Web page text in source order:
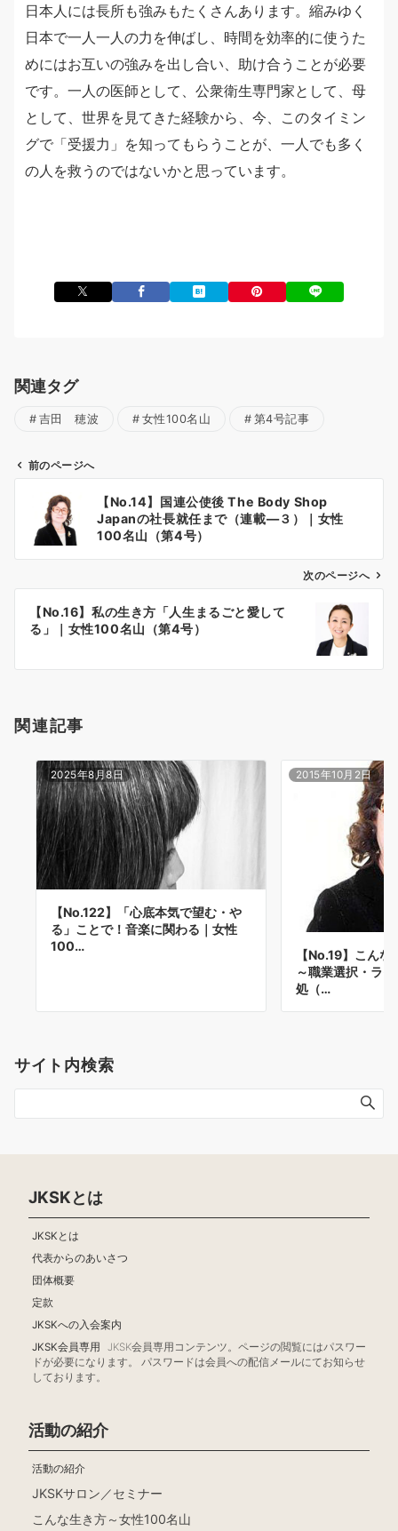
日本人には長所も強みもたくさんあります。縮みゆく
日本で一人一人の力を伸ばし、時間を効率的に使うた
めにはお互いの強みを出し合い、助け合うことが必要
です。一人の医師として、公衆衛生専門家として、母
として、世界を見てきた経験から、今、このタイミン
グで「受援力」を知ってもらうことが、一人でも多く
の人を救うのではないかと思っています。
関連タグ
吉田 穂波 女性100名山 第4号記事
ン
前のページへ
【No.14】国連公使後 The Body Shop
Japanの社長就任まで（連載―３）｜女性
100名山（第4号）
次のページへ
【No.16】私の生き方「人生まるごと愛して
る」｜女性100名山（第4号）
関連記事
2025年8月8日
【No.122】「心底本気で望む・や
る」ことで！音楽に関わる｜女性
100…
2015年10月2日
【No.19】こん
～職業選択・ラ
処（…
サイト内検索
JKSKとは
JKSKとは
代表からのあいさつ
団体概要
定款
JKSKへの入会案内
JKSK会員専用
JKSK会員専用コンテンツ。ページの閲覧にはパスワー
ドが必要になります。 パスワードは会員への配信メールにてお知らせ
しております。
活動の紹介
活動の紹介
JKSKサロン／セミナー
こんな生き方～女性100名山